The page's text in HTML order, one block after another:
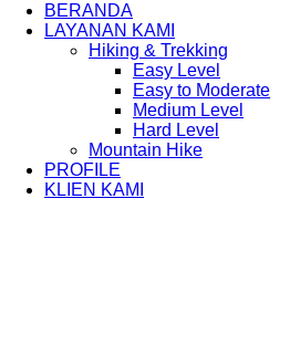
BERANDA
LAYANAN KAMI
Hiking & Trekking
Easy Level
Easy to Moderate
Medium Level
Hard Level
Mountain Hike
PROFILE
KLIEN KAMI